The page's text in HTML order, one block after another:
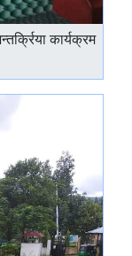
कार्यक्रम